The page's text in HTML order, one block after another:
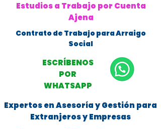
Estudios a Trabajo por Cuenta
Ajena
Contrato de Trabajo para Arraigo
Social
ESCRÍBENOS
POR
WHATSAPP
Expertos en Asesoría y Gestión para
Extranjeros y Empresas